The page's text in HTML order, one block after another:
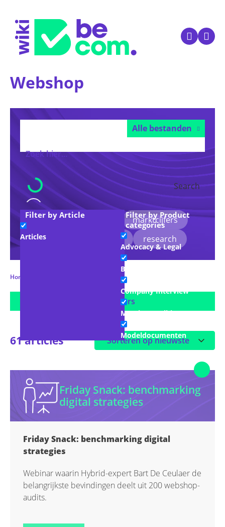
Webshop
Alle bestanden
Search
Filter by Article
Articles
Filter by Product
categories
Advocacy & Legal
Blogs
Company Interview
Member toolkit
Modeldocumenten
Replays Academy
Slidedecks
Studies & Whitepapers
Talking Points
Uncategorized
Voorgestelde trefwoorden:
marktcijfers
duurzaamheid
legal research
Home
Show filters
61 articles
Friday Snack: benchmarking
digital strategies
Friday Snack: benchmarking digital
strategies
Webinar waarin Hybrid-expert Bart De Ceulaer de
belangrijkste bevindingen deelt uit 200 webshop-
audits.